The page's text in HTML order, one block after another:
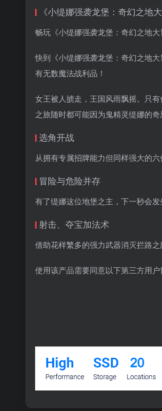
《小缇娜强袭龙堡：奇幻之地大
畅玩《小缇娜强袭龙堡：奇幻之地
快到《小缇娜强袭龙堡：奇幻之地
有无数魔法战利品！
女王被人掳走，王国风雨飘摇。只
之旅随时都可能因为鬼精灵缇娜的
选角开战
从拥有专属招牌能力但同样强大的
冒险与危险并存
有了缇娜这位地堡之主，下一秒会
射击、夺宝加法术
借助花样繁多的强力武器消灭拦路
使用该产品需要同意以下第三方用